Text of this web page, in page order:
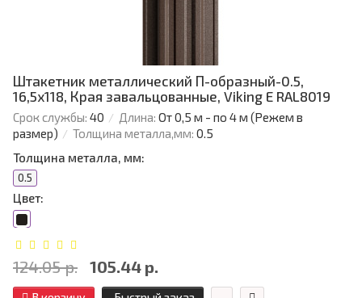
Штакетник металлический П-образный-0.5,
16,5х118, Края завальцованные, Viking E RAL8019
Срок службы: 40 Длина: От 0,5 м - по 4 м (Режем в
размер)
Толщина металла,мм: 0.5
Толщина металла, мм:
0.5
Цвет:
124.05 р. 105.44 р.